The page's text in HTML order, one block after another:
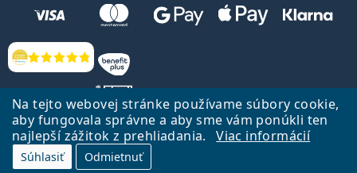
Na tejto webovej stránke používame súbory cookie,
aby fungovala správne a aby sme vám ponúkli ten
najlepší zážitok z prehliadania.
Viac informácií
Súhlasiť Odmietnuť
Hodnotenia
Späť na Úvodnu stránku